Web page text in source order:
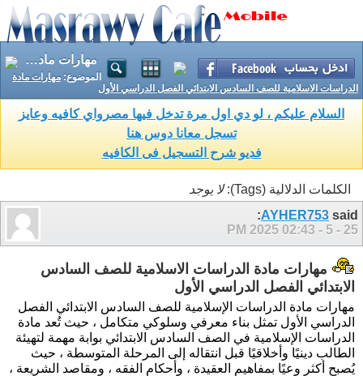
مهارات مادة الدراسات الاسلامية للصف السادس الابتدائي الفصل الدراسي الأول
الموضوع: مهارات مادة
الدراسات الاسلامية للصف السادس الابتدائي الفصل الدراسي الأول
السلام عليكم ، لو دي اول مرة تدخل فيها مصرواي كافيه وعايز
تسجل معانا دوس هنا
فديو شرح التسجيل فى الكافيه
الكلمات الدلالية (Tags):
لا يوجد
AYHER753 said:
25 - 5 - 2025
02:43 PM
مهارات مادة الدراسات الاسلامية للصف السادس
الابتدائي الفصل الدراسي الأول
مهارات مادة الدراسات الإسلامية للصف السادس الابتدائي الفصل
الدراسي الأول تمثل بناء معرفي وسلوكي متكامل ، حيث تُعد مادة
الدراسات الإسلامية في الصف السادس الابتدائي بوابة مهمة لتهيئة
الطالب دينيًا وأخلاقيًا قبل انتقاله إلى المرحلة المتوسطة ، حيث
يُصبح أكثر وعيًا بمفاهيم العقيدة ، وأحكام الفقه ، ومقاصد الشريعة ،